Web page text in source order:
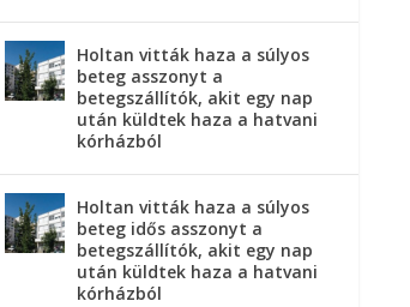
Holtan vitták haza a súlyos
beteg asszonyt a
betegszállítók, akit egy nap
után küldtek haza a hatvani
kórházból
Holtan vitták haza a súlyos
beteg idős asszonyt a
betegszállítók, akit egy nap
után küldtek haza a hatvani
kórházból